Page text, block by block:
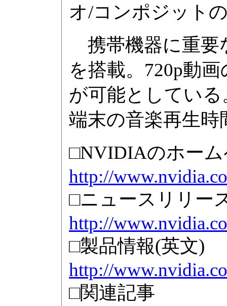
オ/コンポジット
携帯機器に重要
を搭載。720p動
が可能としてい
端末の音楽再生
□NVIDIAのホー
http://
□ニュースリリー
http://
□製品情報(英文)
http://
□関連記事